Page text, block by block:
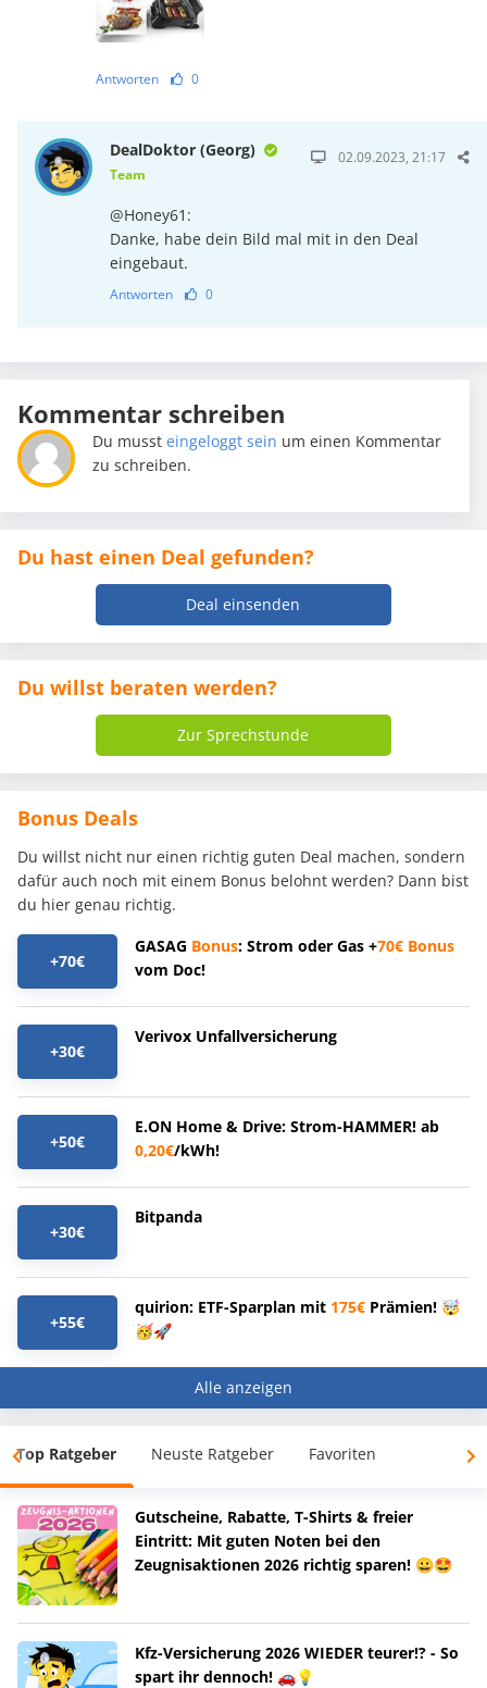
Antworten 0
DealDoktor (Georg)
Team
02.09.2023, 21:17
@Honey61:
Danke, habe dein Bild mal mit in den Deal
eingebaut.
Antworten 0
Kommentar schreiben
Du mussteingeloggt sein um einen Kommentar
zu schreiben.
Du hast einen Deal gefunden?
Deal einsenden
Du willst beraten werden?
Zur Sprechstunde
Bonus Deals
Du willst nicht nur einen richtig guten Deal machen, sondern
dafür auch noch mit einem Bonus belohnt werden? Dann bist
du hier genau richtig.
+70€
GASAG Bonus: Strom oder Gas +70€ Bonus
vom Doc!
+30€
Verivox Unfallversicherung
+50€
E.ON Home & Drive: Strom-HAMMER! ab
0,20€/kWh!
+30€
Bitpanda
+55€
quirion: ETF-Sparplan mit 175€ Prämien! 🤯
🥳🚀
Alle anzeigen
Top Ratgeber Neuste Ratgeber Favoriten
Gutscheine, Rabatte, T-Shirts & freier
Eintritt: Mit guten Noten bei den
Zeugnisaktionen 2026 richtig sparen! 😀🤩
Kfz-Versicherung 2026 WIEDER teurer!? - So
spart ihr dennoch! 🚗💡